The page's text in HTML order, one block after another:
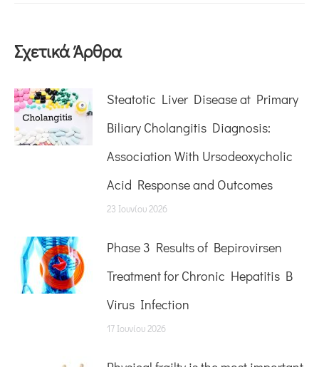
Σχετικά Άρθρα
Steatotic Liver Disease at Primary
Biliary Cholangitis Diagnosis:
Association With Ursodeoxycholic
Acid Response and Outcomes
23 Ιουνίου 2026
Phase 3 Results of Bepirovirsen
Treatment for Chronic Hepatitis B
Virus Infection
17 Ιουνίου 2026